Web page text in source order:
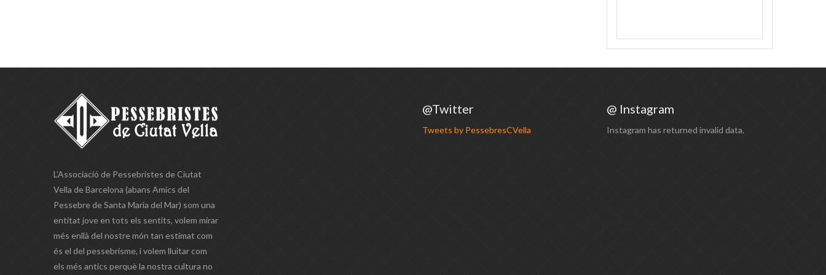
L’Associació de Pessebristes de Ciutat
Vella de Barcelona (abans Amics del
Pessebre de Santa Maria del Mar) som una
entitat jove en tots els sentits, volem mirar
més enllà del nostre món tan estimat com
és el del pessebrisme, i volem lluitar com
els més antics perquè la nostra cultura no
@Twitter
Tweets by PessebresCVella
@ Instagram
Instagram has returned invalid data.